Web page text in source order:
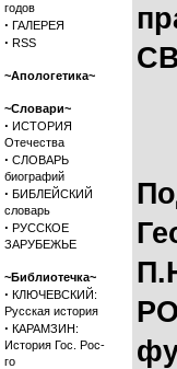
годов
· ГАЛЕРЕЯ
· RSS
~Апологетика~
~Словари~
· ИСТОРИЯ
Отечества
· СЛОВАРЬ
биографий
· БИБЛЕЙСКИЙ
словарь
· РУССКОЕ
ЗАРУБЕЖЬЕ
~Библиотечка~
· КЛЮЧЕВСКИЙ:
Русская история
· КАРАМЗИН:
История Гос. Рос-
го